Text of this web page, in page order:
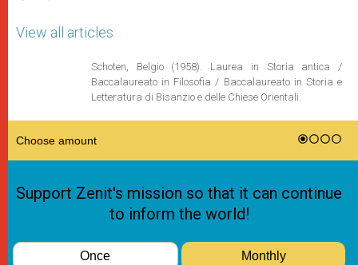
View all articles
Schoten, Belgio (1958). Laurea in Storia antica /
Baccalaureato in Filosofia / Baccalaureato in Storia e
Letteratura di Bisanzio e delle Chiese Orientali.